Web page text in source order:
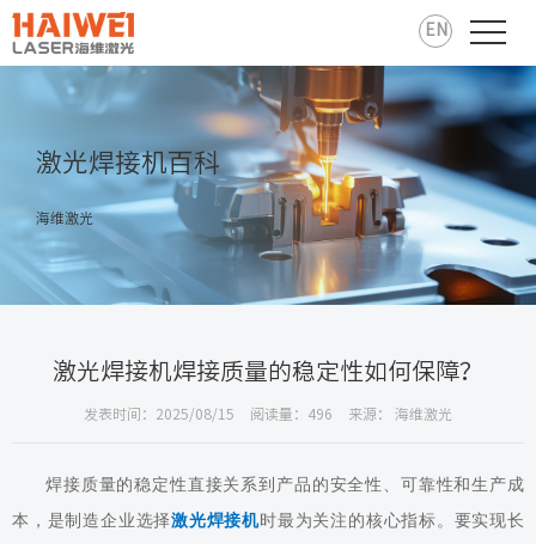
EN
激光焊接机百科
海维激光
激光焊接机焊接质量的稳定性如何保障？
发表时间：2025/08/15 阅读量：496 来源： 海维激光
焊接质量的稳定性直接关系到产品的安全性、可靠性和生产成
本，是制造企业选择激光焊接机时最为关注的核心指标。要实现长